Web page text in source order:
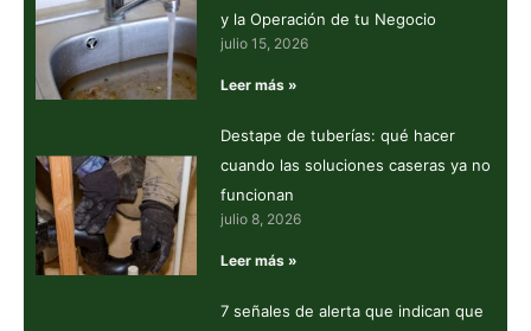
y la Operación de tu Negocio
julio 15, 2026
Leer más »
Destape de tuberías: qué hacer
cuando las soluciones caseras ya no
funcionan
julio 8, 2026
Leer más »
7 señales de alerta que indican que